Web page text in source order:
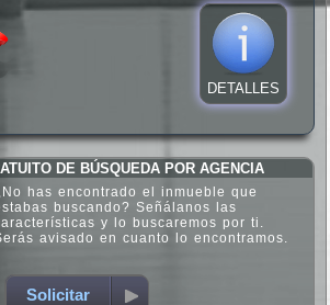
DETALLES
DE BÚSQUEDA POR AGENCIA
has encontrado el inmueble que
buscando? Señálanos las
y lo buscaremos por ti.
avisado en cuanto lo encontramos.
Solicitar